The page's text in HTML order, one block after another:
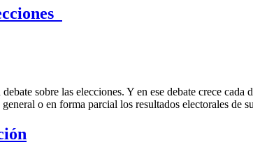
sobre las elecciones. Y en ese debate crece
o en forma parcial los resultados electorales de